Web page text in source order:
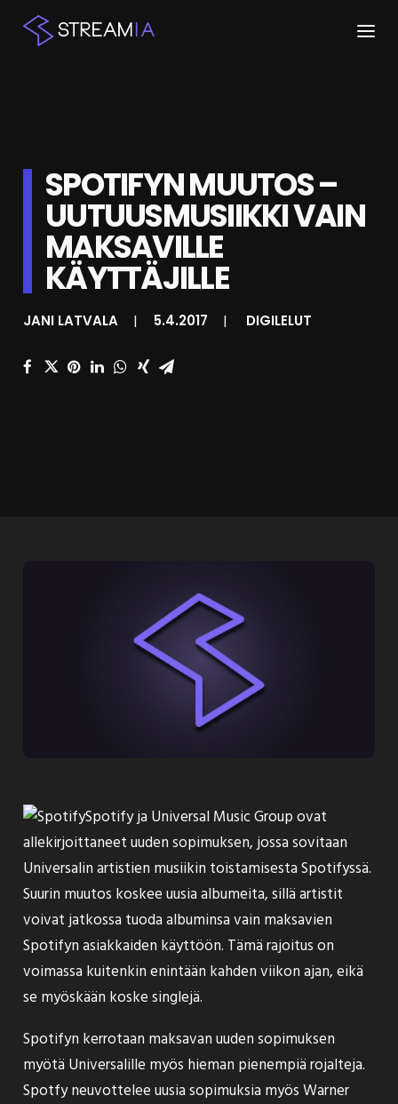
STREAMIT
KESKUSTELU
SHOP
HAKU
SPOTIFYN MUUTOS –
UUTUUSMUSIIKKI VAIN
MAKSAVILLE
KÄYTTÄJILLE
JANI LATVALA | 5.4.2017 | DIGILELUT
Spotify ja Universal Music Group ovat
allekirjoittaneet uudensopimuksen, jossa sovitaan
Universalin artistien musiikin toistamisesta Spotifyssä.
Suurin muutos koskee uusia albumeita, sillä artistit
voivat jatkossa tuoda albuminsa vain maksavien
Spotifyn asiakkaiden käyttöön. Tämä rajoitus on
voimassa kuitenkin enintään kahden viikon ajan, eikä
se myöskään koske singlejä.
Spotifyn kerrotaan maksavan uuden sopimuksen
myötä Universalille myös hieman pienempiä rojalteja.
Spotfy neuvottelee uusia sopimuksia myös Warner